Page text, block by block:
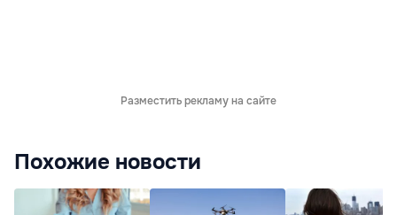
Разместить рекламу на сайте
Похожие новости